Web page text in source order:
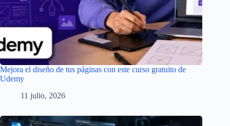
Mejora el diseño de tus páginas con este curso gratuito de
Udemy
11 julio, 2026